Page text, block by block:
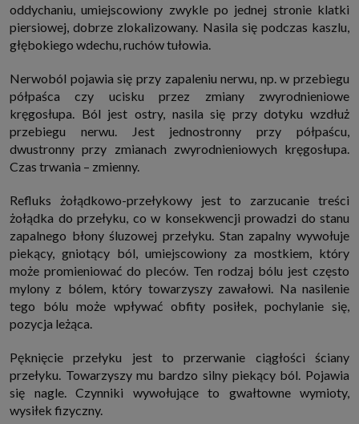
oddychaniu, umiejscowiony zwykle po jednej stronie klatki
piersiowej, dobrze zlokalizowany. Nasila się podczas kaszlu,
głębokiego wdechu, ruchów tułowia.
Nerwoból pojawia się przy zapaleniu nerwu, np. w przebiegu
półpaśca czy ucisku przez zmiany zwyrodnieniowe
kręgosłupa. Ból jest ostry, nasila się przy dotyku wzdłuż
przebiegu nerwu. Jest jednostronny przy półpaścu,
dwustronny przy zmianach zwyrodnieniowych kręgosłupa.
Czas trwania – zmienny.
Refluks żołądkowo-przełykowy jest to zarzucanie treści
żołądka do przełyku, co w konsekwencji prowadzi do stanu
zapalnego błony śluzowej przełyku. Stan zapalny wywołuje
piekący, gniotący ból, umiejscowiony za mostkiem, który
może promieniować do pleców. Ten rodzaj bólu jest często
mylony z bólem, który towarzyszy zawałowi. Na nasilenie
tego bólu może wpływać obfity posiłek, pochylanie się,
pozycja leżąca.
Pęknięcie przełyku jest to przerwanie ciągłości ściany
przełyku. Towarzyszy mu bardzo silny piekący ból. Pojawia
się nagle. Czynniki wywołujące to gwałtowne wymioty,
wysiłek fizyczny.